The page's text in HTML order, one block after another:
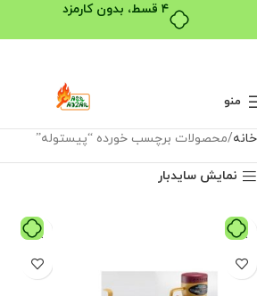
منو
خانه محصولات برچسب خورده “پیستوله”
نمایش سایدبار